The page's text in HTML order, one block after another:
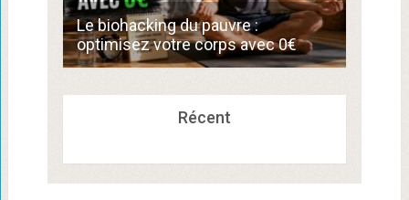
Le biohacking du pauvre :
optimisez votre corps avec 0€
Récent